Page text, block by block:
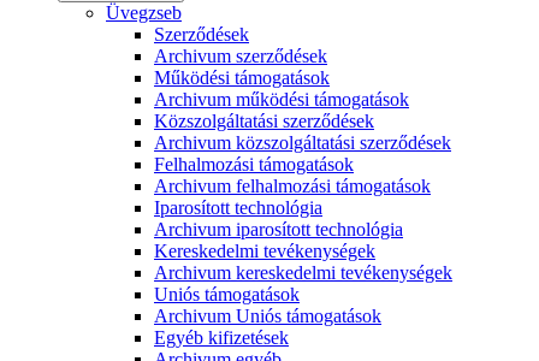
Üvegzseb
Szerződések
Archivum szerződések
Működési támogatások
Archivum működési támogatások
Közszolgáltatási szerződések
Archivum közszolgáltatási szerződések
Felhalmozási támogatások
Archivum felhalmozási támogatások
Iparosított technológia
Archivum iparosított technológia
Kereskedelmi tevékenységek
Archivum kereskedelmi tevékenységek
Uniós támogatások
Archivum Uniós támogatások
Egyéb kifizetések